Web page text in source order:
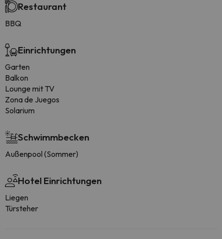
Restaurant
BBQ
Einrichtungen
Garten
Balkon
Lounge mit TV
Zona de Juegos
Solarium
Schwimmbecken
Außenpool (Sommer)
Hotel Einrichtungen
Liegen
Türsteher